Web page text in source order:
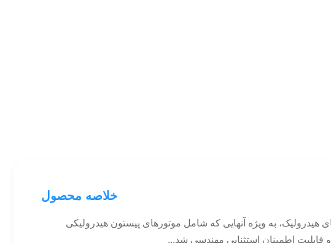
خلاصه محصول
به ویژه آنهایی که شامل موتورهای پیستون هیدرولیکی
اطمینان استثنایی مهندسی شد...